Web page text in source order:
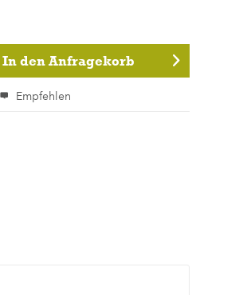
In den Anfragekorb
Empfehlen